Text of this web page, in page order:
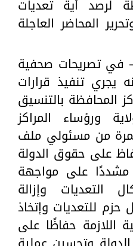
لرصد أية تعديات
المحاضر العاجلة
في تصريحات صحفية
يجري تنفيذ قرارات
المحافظة بالتنسيق
ورؤساء المراكز
من مسئولي ملف
على حقوق الدولة
على مواجهة
وإزالة
حزم للتعديات وإتخاذ
اللازمة حفاظًا على